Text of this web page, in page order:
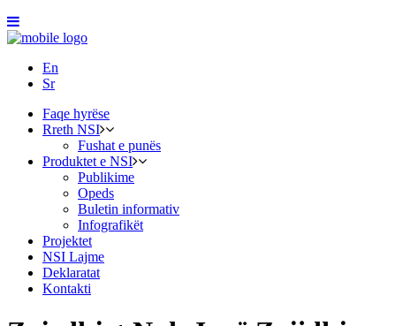
En
Sr
Faqe hyrëse
Rreth NSI
Fushat e punës
Produktet e NSI
Publikime
Opeds
Buletin informativ
Infografikët
Projektet
NSI Lajme
Deklaratat
Kontakti